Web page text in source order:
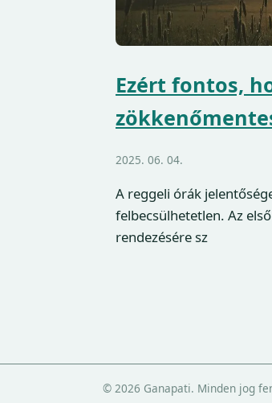
Ezért fontos,
2025. 06. 04.
A reggeli órák
felbecsülhetetlen. Az
rendezésére sz
© 2026 Ganapati. Minden jog